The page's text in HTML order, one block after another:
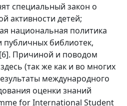
специальный закон о
активности детей;
национальная политика
библиотек,
Причиной и поводом
(так же как и во многих
международного
оценки знаний
for International Student